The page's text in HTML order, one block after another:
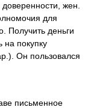
жен.
для
Получить деньги
на покупку
Он пользовался
письменное